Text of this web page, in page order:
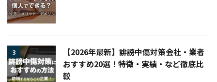
3
【2026年最新】誹謗中傷対策会社・業者
おすすめ20選！特徴・実績・など徹底比
較